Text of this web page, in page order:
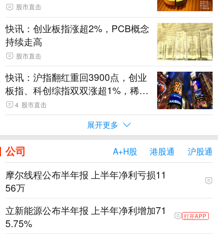
股市直击
快讯：创业板指涨超2%，PCB概念
持续走高
股市直击
快讯：沪指翻红重回3900点，创业
板指、科创综指双双涨超1%，稀土
永磁板块直线拉升
4 股市直击
展开更多
公司 A+H股 港股通 沪股通
摩尔线程公布半年报 上半年净利亏损11
56万
立新能源公布半年报 上半年净利增加71
5.75%
打开APP